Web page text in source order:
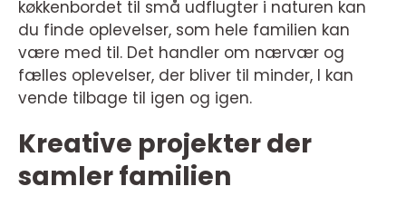
køkkenbordet til små udflugter i naturen kan
du finde oplevelser, som hele familien kan
være med til. Det handler om nærvær og
fælles oplevelser, der bliver til minder, I kan
vende tilbage til igen og igen.
Kreative projekter der
samler familien